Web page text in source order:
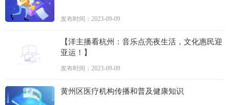
发布时间：2023-09-09
【洋主播看杭州：音乐点亮夜生活，文化惠民迎
亚运！】
发布时间：2023-09-09
黄州区医疗机构传播和普及健康知识